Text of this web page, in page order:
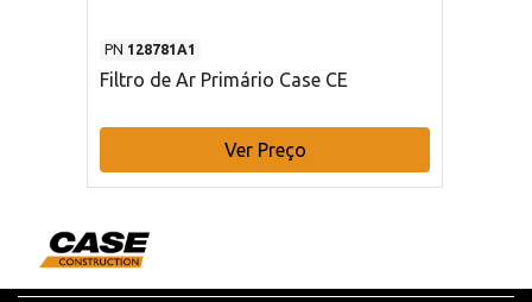
PN 128781A1
Filtro de Ar Primário Case CE
Ver Preço